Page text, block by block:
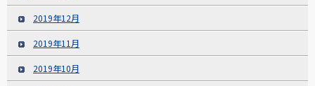
2019年12月
2019年11月
2019年10月